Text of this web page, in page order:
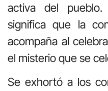
activa del
significa que la
acompaña al
el misterio que se
Se exhortó a los